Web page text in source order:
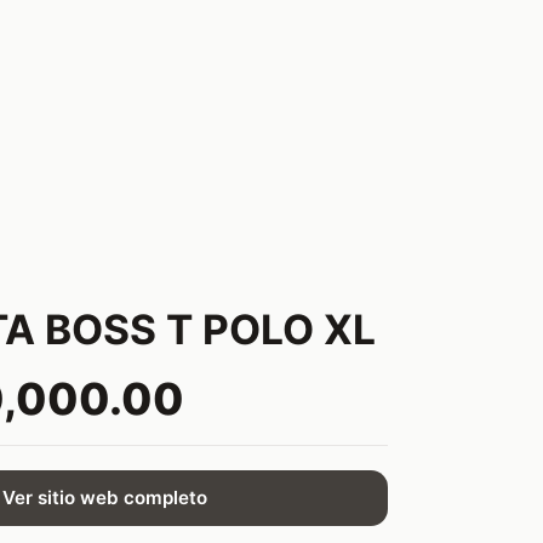
BOSS T POLO XL
Ver sitio web completo